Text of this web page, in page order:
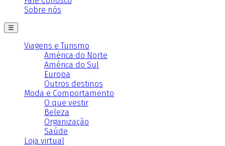
Sobre nós
☰
Viagens e Turismo
América do Norte
América do Sul
Europa
Outros destinos
Moda e Comportamento
O que vestir
Beleza
Organização
Saúde
Loja virtual